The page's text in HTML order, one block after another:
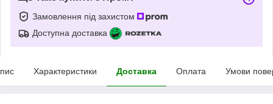
Замовлення під захистом
Доступна доставка
Характеристики Доставка Оплата Умови